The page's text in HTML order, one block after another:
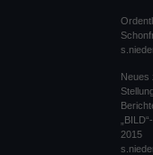
Neues
2015